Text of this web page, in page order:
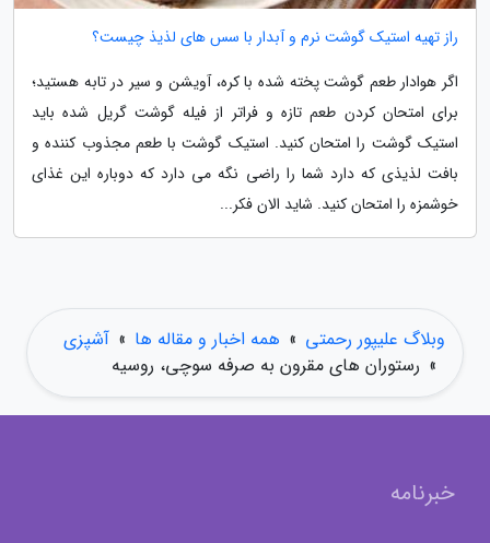
راز تهیه استیک گوشت نرم و آبدار با سس های لذیذ چیست؟
اگر هوادار طعم گوشت پخته شده با کره، آویشن و سیر در تابه هستید؛
برای امتحان کردن طعم تازه و فراتر از فیله گوشت گریل شده باید
استیک گوشت را امتحان کنید. استیک گوشت با طعم مجذوب کننده و
بافت لذیذی که دارد شما را راضی نگه می دارد که دوباره این غذای
خوشمزه را امتحان کنید. شاید الان فکر...
وبلاگ علیپور رحمتی » همه اخبار و مقاله ها » آشپزی
» رستوران های مقرون به صرفه سوچی، روسیه
خبرنامه